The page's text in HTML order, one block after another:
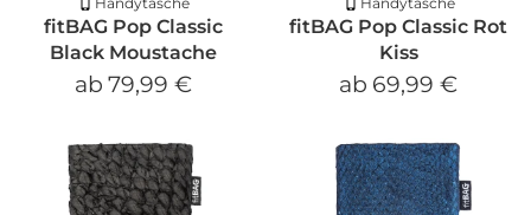
fitBAG Pop Classic
Black Moustache
ab 79,99 €
fitBAG Pop Classic Rot
Kiss
ab 69,99 €